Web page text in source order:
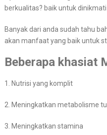
berkualitas? baik untuk
Banyak dari anda sudah tahu
akan manfaat yang baik untuk
Beberapa khasiat
1. Nutrisi yang komplit
2. Meningkatkan metabolisme
3. Meningkatkan stamina